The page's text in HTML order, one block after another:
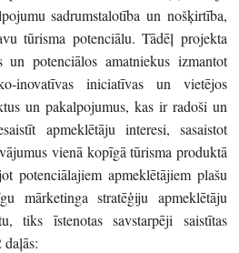
sadrumstalotība un nošķirtība,
tūrisma potenciālu. Tādēļ projekta
un potenciālos amatniekus izmantot
inovatīvas iniciatīvas un vietējos
un pakalpojumus, kas ir radoši un
apmeklētāju interesi, sasaistot
vienā kopīgā tūrisma produktā
potenciālajiem apmeklētājiem plašu
mārketinga stratēģiju apmeklētāju
tiks īstenotas savstarpēji saistītas
daļās: